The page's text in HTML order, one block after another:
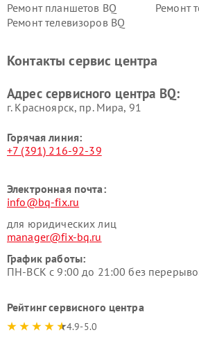
Ремонт планшетов BQ
Ремонт
Ремонт телевизоров BQ
Контакты сервис центра
Адрес сервисного центра BQ:
г. Красноярск, ​пр. Мира, 91
Горячая линия:
+7 (391) 216-92-39
Электронная почта:
info@bq-fix.ru
для юридических лиц
manager@fix-bq.ru
График работы:
ПН-ВСК с 9:00 до 21:00 без
Рейтинг сервисного центра
4.9-5.0